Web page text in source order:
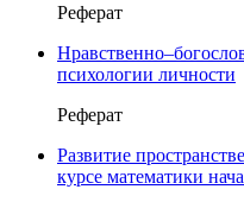
Реферат
психологии личности
Реферат
Развитие
курсе математики